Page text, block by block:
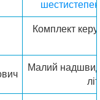
Комплект
Малий